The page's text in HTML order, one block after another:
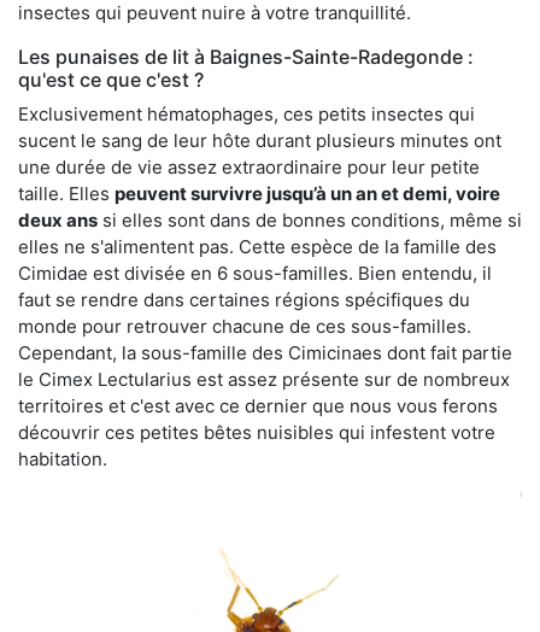
insectes qui peuvent nuire à votre tranquillité.
Les punaises de lit à Baignes-Sainte-Radegonde :
qu'est ce que c'est ?
Exclusivement hématophages, ces petits insectes qui
sucent le sang de leur hôte durant plusieurs minutes ont
une durée de vie assez extraordinaire pour leur petite
taille. Elles peuvent survivre jusqu’à un an et demi, voire
deux ans si elles sont dans de bonnes conditions, même si
elles ne s'alimentent pas. Cette espèce de la famille des
Cimidae est divisée en 6 sous-familles. Bien entendu, il
faut se rendre dans certaines régions spécifiques du
monde pour retrouver chacune de ces sous-familles.
Cependant, la sous-famille des Cimicinaes dont fait partie
le Cimex Lectularius est assez présente sur de nombreux
territoires et c'est avec ce dernier que nous vous ferons
découvrir ces petites bêtes nuisibles qui infestent votre
habitation.